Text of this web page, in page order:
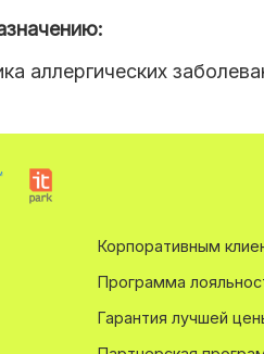
аллергических
Корпоративным
Программа
Гарантия лучшей